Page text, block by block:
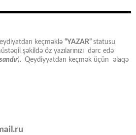
keçməklə “YAZAR” statusu
şəkildə öz yazılarınızı dərc edə
). Qeydiyyatdan keçmək üçün əlaqə